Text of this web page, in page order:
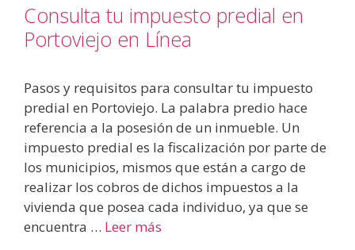
Consulta tu impuesto predial en
Portoviejo en Línea
Pasos y requisitos para consultar tu impuesto
predial en Portoviejo. La palabra predio hace
referencia a la posesión de un inmueble. Un
impuesto predial es la fiscalización por parte de
los municipios, mismos que están a cargo de
realizar los cobros de dichos impuestos a la
vivienda que posea cada individuo, ya que se
encuentra … Leer más